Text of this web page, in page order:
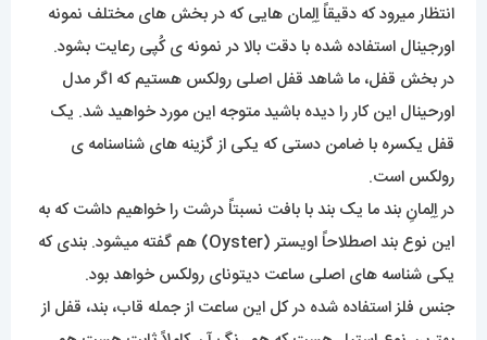
انتظار میرود که دقیقاً اِلِمان هایی که در بخش های مختلف نمونه
اورجینال استفاده شده با دقت بالا در نمونه ی کُپی رعایت بشود.
در بخش قفل، ما شاهد قفل اصلی رولکس هستیم که اگر مدل
اورحینال این کار را دیده باشید متوجه این مورد خواهید شد. یک
قفل یکسره با ضامن دستی که یکی از گزینه های شناسنامه ی
رولکس است.
در اِلِمانِ بند ما یک بند با بافت نسبتاً درشت را خواهیم داشت که به
این نوع بند اصطلاحاً اویستر (Oyster) هم گفته میشود. بندی که
یکی شناسه های اصلی ساعت دیتونای رولکس خواهد بود.
جنس فلز استفاده شده در کل این ساعت از جمله قاب، بند، قفل از